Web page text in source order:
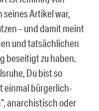
Artikel war,
– und damit meint
und tatsächlichen
beseitigt zu haben.
Du bist so
einmal bürgerlich-
anarchistisch oder